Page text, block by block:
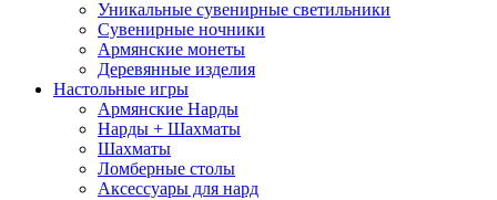
Уникальные сувенирные светильники
Сувенирные ночники
Армянские монеты
Деревянные изделия
Настольные игры
Армянские Нарды
Нарды + Шахматы
Шахматы
Ломберные столы
Аксессуары для нард